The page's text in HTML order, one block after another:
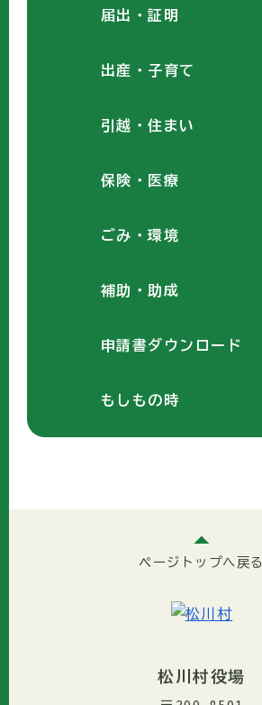
届出・証明
出産・子育て
引越・住まい
保険・医療
ごみ・環境
補助・助成
申請書ダウンロード
もしもの時
ページトップへ戻る
松川村役場